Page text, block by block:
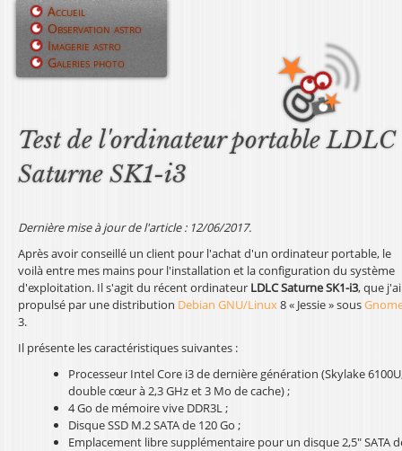
Jump to navigation
Test de l'ordinateur portable LDLC
Saturne SK1-i3
Dernière mise à jour de l'article : 12/06/2017.
Après avoir conseillé un client pour l'achat d'un ordinateur portable, le
voilà entre mes mains pour l'installation et la configuration du système
d'exploitation. Il s'agit du récent ordinateur LDLC Saturne SK1-i3, que j'ai
propulsé par une distribution Debian GNU/Linux8 « Jessie » sous
3.
Il présente les caractéristiques suivantes :
Processeur Intel Core i3 de dernière génération (Skylake
double cœur à 2,3 GHz et 3 Mo de cache) ;
4 Go de mémoire vive DDR3L ;
Disque SSD M.2 SATA de 120 Go ;
Emplacement libre supplémentaire pour un disque 2,5" SATA
M
u
p
i
n
c
i
p
Accueil
Observation astro
Imagerie astro
Galeries photo